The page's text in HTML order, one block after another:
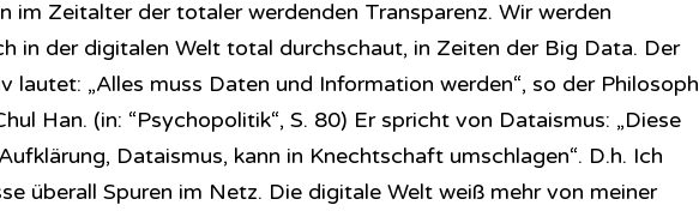
im Zeitalter der totaler werdenden Transparenz. Wir werden
in der digitalen Welt total durchschaut, in Zeiten der Big Data. Der
lautet: „Alles muss Daten und Information werden“, so der Philosoph
Han. (in: “Psychopolitik“, S. 80) Er spricht von Dataismus: „Diese
Dataismus, kann in Knechtschaft umschlagen“. D.h. Ich
überall Spuren im Netz. Die digitale Welt weiß mehr von meiner